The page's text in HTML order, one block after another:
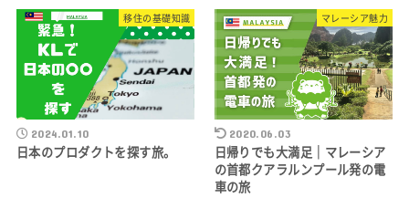
移住の基礎知識
2024.01.10
日本のプロダクトを探す旅。
マレーシア魅力
2020.06.03
日帰りでも大満足｜マレーシア
の首都クアラルンプール発の電
車の旅